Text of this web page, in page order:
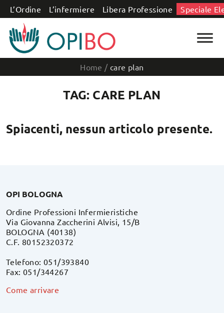
Salta al contenuto
L’Ordine L’infermiere Libera Professione Speciale
Home /care plan
TAG: CARE PLAN
Spiacenti, nessun articolo presente.
OPI BOLOGNA
Ordine Professioni Infermieristiche
Via Giovanna Zaccherini Alvisi, 15/B
BOLOGNA (40138)
C.F. 80152320372
Telefono: 051/393840
Fax: 051/344267
Come arrivare